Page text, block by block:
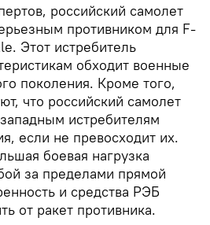
российский самолет
противником для F-
Этот истребитель
обходит военные
поколения. Кроме того,
что российский самолет
истребителям
если не превосходит их.
боевая нагрузка
за пределами прямой
и средства РЭБ
от ракет противника.